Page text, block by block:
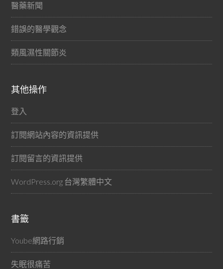
醫藥新聞
錯誤的醫學觀念
類風濕性關節炎
其他操作
登入
訂閱網站內容的資訊提供
訂閱留言的資訊提供
WordPress.org 台灣繁體中文
書籤
Yoube網路行銷
失眠很痛苦